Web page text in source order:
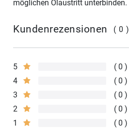
möglichen Ölaustritt unterbinden.
Kundenrezensionen (0)
5
0
4
0
3
0
2
0
1
0